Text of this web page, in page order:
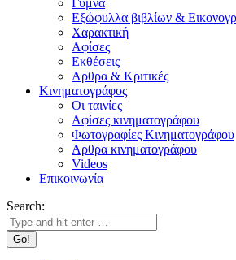
Γυμνά
Εξώφυλλα βιβλίων &
Χαρακτική
Αφίσες
Εκθέσεις
Αρθρα & Κριτικές
Κινηματογράφος
Οι ταινίες
Αφίσες κινηματογράφου
Φωτογραφίες Κινηματογράφου
Αρθρα κινηματογράφου
Videos
Επικοινωνία
Search: